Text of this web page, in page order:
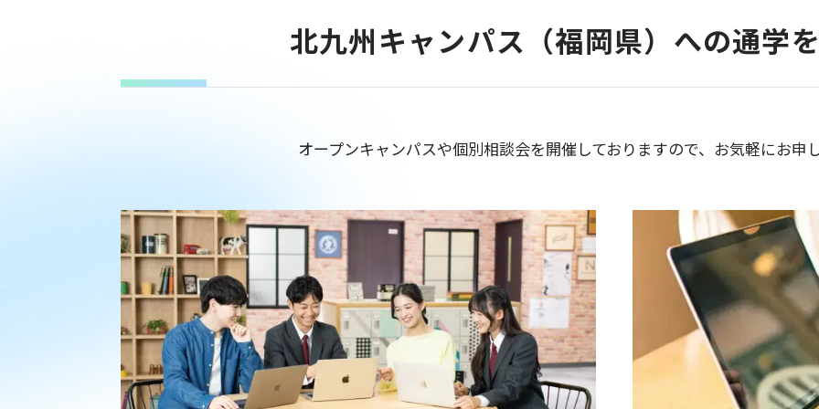
北九州キャンパス（福岡県）への通学
オープンキャンパスや個別相談会を開催しておりますので、お気軽にお申